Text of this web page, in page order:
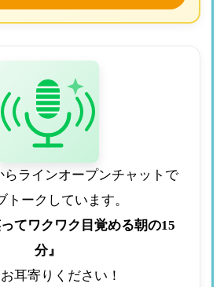
ラインオープンチャットで
トークしています。
ってワクワク目覚める朝の15
分』
耳寄りください！